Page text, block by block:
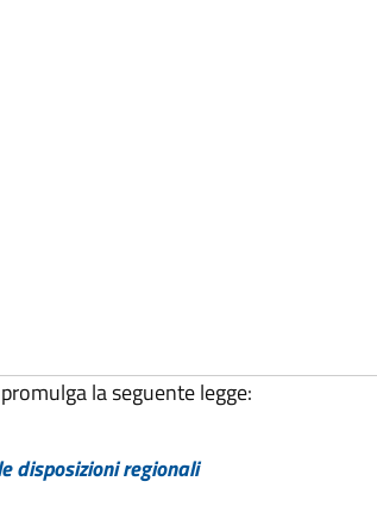
la seguente legge:
disposizioni regionali